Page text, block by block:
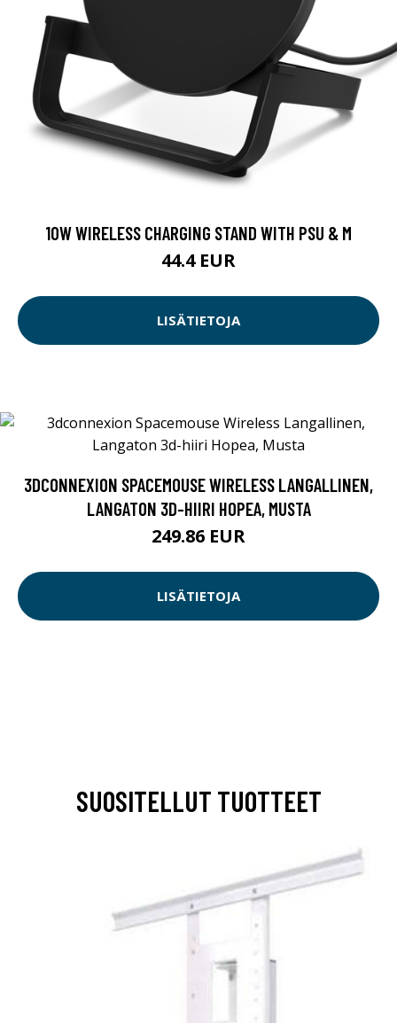
10W WIRELESS CHARGING STAND WITH PSU & M
44.4 EUR
LISÄTIETOJA
3DCONNEXION SPACEMOUSE WIRELESS LANGALLINEN,
LANGATON 3D-HIIRI HOPEA, MUSTA
249.86 EUR
LISÄTIETOJA
SUOSITELLUT TUOTTEET